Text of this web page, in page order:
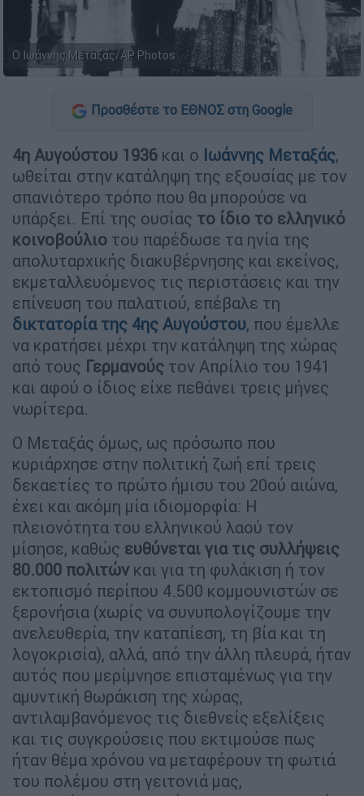
Ο Ιωάννης Μεταξάς/AP Photos
Προσθέστε το ΕΘΝΟΣ στη Google
4η Αυγούστου 1936 και ο Ιωάννης Μεταξάς,
ωθείται στην κατάληψη της εξουσίας µε τον
σπανιότερο τρόπο που θα µπορούσε να
υπάρξει. Επί της ουσίας το ίδιο το ελληνικό
κοινοβούλιο του παρέδωσε τα ηνία της
απολυταρχικής διακυβέρνησης και εκείνος,
εκµεταλλευόµενος τις περιστάσεις και την
επίνευση του παλατιού, επέβαλε τη
δικτατορία της 4ης Αυγούστου, που έµελλε
να κρατήσει µέχρι την κατάληψη της χώρας
από τους Γερµανούς τον Απρίλιο του 1941
και αφού ο ίδιος είχε πεθάνει τρεις µήνες
νωρίτερα.
Ο Μεταξάς όµως, ως πρόσωπο που
κυριάρχησε στην πολιτική ζωή επί τρεις
δεκαετίες το πρώτο ήµισυ του 20ού αιώνα,
έχει και ακόµη µία ιδιοµορφία: Η
πλειονότητα του ελληνικού λαού τον
µίσησε, καθώς ευθύνεται για τις συλλήψεις
80.000 πολιτών και για τη φυλάκιση ή τον
εκτοπισµό περίπου 4.500 κοµµουνιστών σε
ξερονήσια (χωρίς να συνυπολογίζουµε την
ανελευθερία, την καταπίεση, τη βία και τη
λογοκρισία), αλλά, από την άλλη πλευρά, ήταν
αυτός που µερίµνησε επισταµένως για την
αµυντική θωράκιση της χώρας,
αντιλαµβανόµενος τις διεθνείς εξελίξεις
και τις συγκρούσεις που εκτιµούσε πως
ήταν θέµα χρόνου να µεταφέρουν τη φωτιά
του πολέµου στη γειτονιά µας,